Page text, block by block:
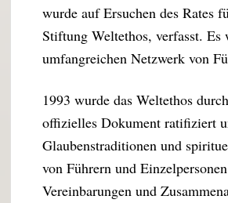
wurde auf Ersuchen des Rates
Stiftung Weltethos, verfasst.
umfangreichen Netzwerk von
1993 wurde das Weltethos
offizielles Dokument ratifiziert
Glaubenstraditionen und
von Führern und
Vereinbarungen und